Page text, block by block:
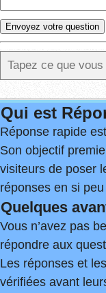
Qui est
Réponse rapide
Son objectif
visiteurs de poser
réponses en si
Quelques
Vous n’avez pas
répondre aux
Les réponses et
vérifiées avant